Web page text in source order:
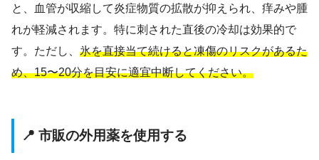
と、血管が収縮して炎症物質の拡散が抑えられ、痒みや腫
れが軽減されます。特に刺された直後の冷却は効果的で
す。ただし、 氷を直接当て続けると凍傷のリスクがあるた
め、15〜20分を目安に適宜中断してください。
📍 市販の外用薬を使用する